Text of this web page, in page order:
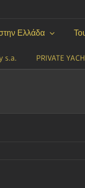
Ελλάδα
s.a. PRIVATE